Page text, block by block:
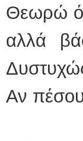
Θεωρώ
αλλά
Αν